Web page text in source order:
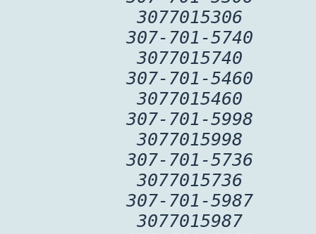
3077015306
307-701-5740
3077015740
307-701-5460
3077015460
307-701-5998
3077015998
307-701-5736
3077015736
307-701-5987
3077015987